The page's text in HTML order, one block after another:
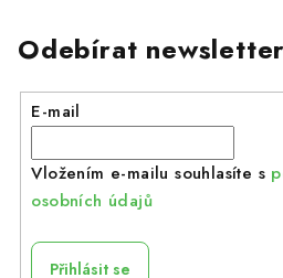
Odebírat newsletter
E-mail
Vložením e-mailu souhlasíte s
osobních údajů
Přihlásit se